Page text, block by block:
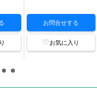
お問合せする
お気に入り